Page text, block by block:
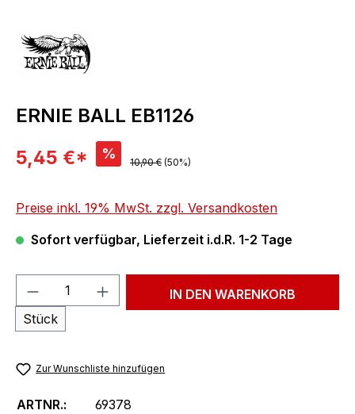
ERNIE BALL EB1126
Verkaufspreis:
5,45 €* % Regulärer Preis:
10,90 € (50%)
Preise inkl. 19% MwSt. zzgl. Versandkosten
Sofort verfügbar, Lieferzeit i.d.R. 1-2 Tage
Produkt Anzahl: Gib den
Stück
IN DEN WARENKORB
Zur Wunschliste hinzufügen
ARTNR.:
69378